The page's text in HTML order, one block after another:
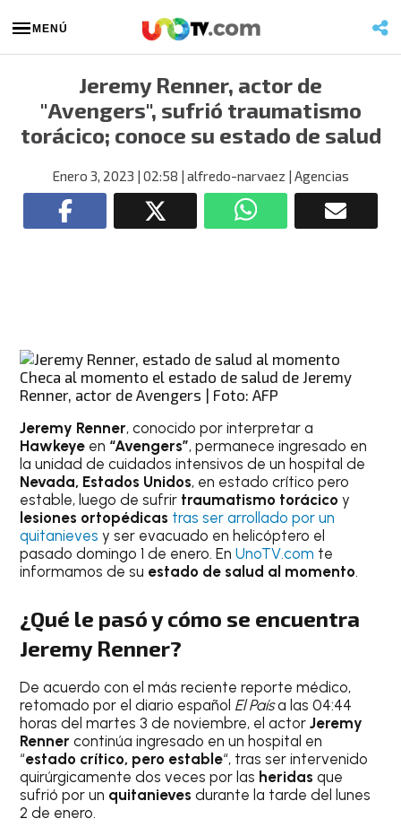
MENÚ
Jeremy Renner, actor de
"Avengers", sufrió traumatismo
torácico; conoce su estado de salud
Enero 3, 2023 | 02:58 | alfredo-narvaez | Agencias
Checa al momento el estado de salud de Jeremy
Renner, actor de Avengers | Foto: AFP
Jeremy Renner, conocido por interpretar a
Hawkeye en “Avengers”, permanece ingresado en
la unidad de cuidados intensivos de un hospital de
Nevada, Estados Unidos, en estado crítico pero
estable, luego de sufrir traumatismo torácico y
lesiones ortopédicas tras ser arrollado por un
quitanieves y ser evacuado en helicóptero el
pasado domingo 1 de enero. EnUnoTV.com te
informamos de su estado de salud al momento.
¿Qué le pasó y cómo se encuentra
Jeremy Renner?
De acuerdo con el más reciente reporte médico,
retomado por el diario español El Paísa las 04:44
horas del martes 3 de noviembre, el actorJeremy
Renner continúa ingresado en un hospital en
“estado crítico, pero estable“, tras ser intervenido
quirúrgicamente dos veces por las heridas que
sufrió por un quitanieves durante la tarde del lunes
2 de enero.